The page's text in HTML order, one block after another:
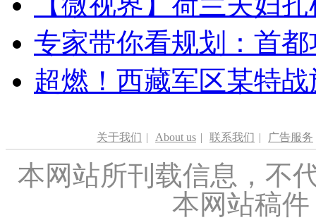
专家带你看规划：首
超燃！西藏军区某特
关于我们 | About us | 联系我们 | 广告服务
本网站所刊载信息，不
本网站稿